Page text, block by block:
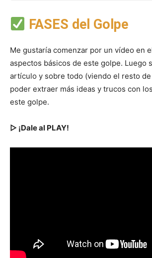
FASES del Golpe
Me gustaría comenzar por un vídeo en
aspectos básicos de este golpe. Luego
artículo y sobre todo (viendo el resto
poder extraer más ideas y trucos con
este golpe.
▷ ¡Dale al PLAY!